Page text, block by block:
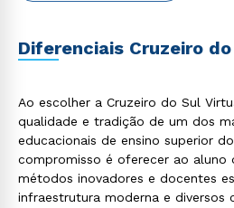
Diferenciais Cruzeiro
Ao escolher a Cruzeiro do Sul
qualidade e tradição de um dos
educacionais de ensino superior
compromisso é oferecer ao aluno
métodos inovadores e docentes
infraestrutura moderna e diversos